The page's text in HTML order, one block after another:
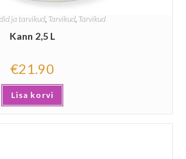
ja tarvikud, Tarvikud, Tarvikud
Kann 2,5 L
€21.90
Lisa korvi